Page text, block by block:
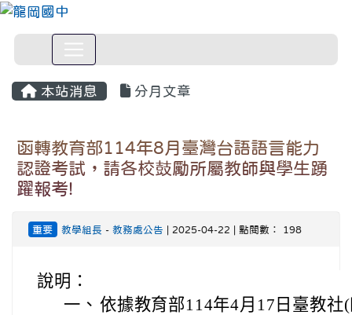
本站消息 分月文章
函轉教育部114年8月臺灣台語語言能力
認證考試，請各校鼓勵所屬教師與學生踴
躍報考!
重要 教學組長 - 教務處公告 | 2025-04-22 | 點閱數： 198
說明：
一、 依據教育部114年4月17日臺教社